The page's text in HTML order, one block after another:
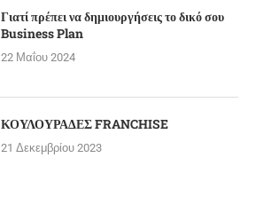
Γιατί πρέπει να δημιουργήσεις το δικό σου
Business Plan
22 Μαΐου 2024
ΚΟΥΛΟΥΡΑΔΕΣ FRANCHISE
21 Δεκεμβρίου 2023